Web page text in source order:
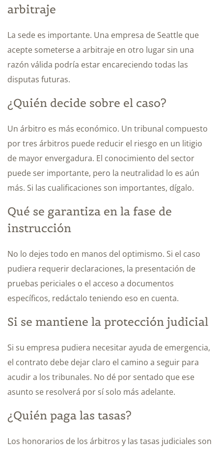
arbitraje
La sede es importante. Una empresa de Seattle que
acepte someterse a arbitraje en otro lugar sin una
razón válida podría estar encareciendo todas las
disputas futuras.
¿Quién decide sobre el caso?
Un árbitro es más económico. Un tribunal compuesto
por tres árbitros puede reducir el riesgo en un litigio
de mayor envergadura. El conocimiento del sector
puede ser importante, pero la neutralidad lo es aún
más. Si las cualificaciones son importantes, dígalo.
Qué se garantiza en la fase de
instrucción
No lo dejes todo en manos del optimismo. Si el caso
pudiera requerir declaraciones, la presentación de
pruebas periciales o el acceso a documentos
específicos, redáctalo teniendo eso en cuenta.
Si se mantiene la protección judicial
Si su empresa pudiera necesitar ayuda de emergencia,
el contrato debe dejar claro el camino a seguir para
acudir a los tribunales. No dé por sentado que ese
asunto se resolverá por sí solo más adelante.
¿Quién paga las tasas?
Los honorarios de los árbitros y las tasas judiciales son